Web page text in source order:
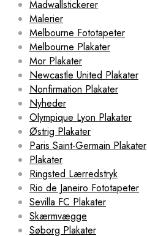
Madwallstickerer
Malerier
Melbourne Fototapeter
Melbourne Plakater
Mor Plakater
Newcastle United Plakater
Nonfirmation Plakater
Nyheder
Olympique Lyon Plakater
Østrig Plakater
Paris Saint-Germain Plakater
Plakater
Ringsted Lærredstryk
Rio de Janeiro Fototapeter
Sevilla FC Plakater
Skærmvægge
Søborg Plakater